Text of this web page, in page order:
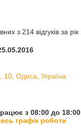
з 214 відгуків за рік
10, Одеса, Україна
з 08:00 до 18:00
графік роботи